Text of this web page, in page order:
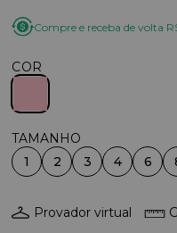
Compre e receba de volta
COR
1 2 3 4 6
Provador virtual